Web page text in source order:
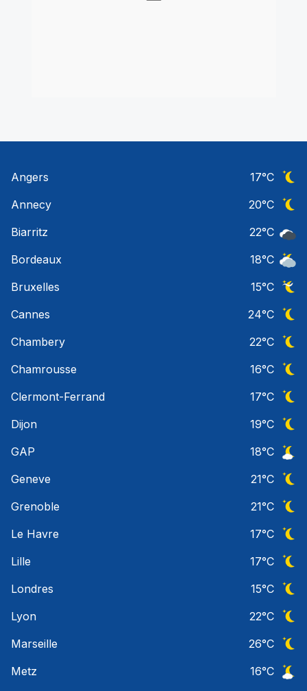
Angers 17°C
Annecy
20°C
Biarritz
22°C
Bordeaux
18°C
Bruxelles
15°C
Cannes
24°C
Chambery
22°C
Chamrousse
16°C
Clermont-Ferrand
17°C
Dijon
19°C
GAP
18°C
Geneve
21°C
Grenoble
21°C
Le Havre
17°C
Lille
17°C
Londres
15°C
Lyon
22°C
Marseille
26°C
Metz
16°C